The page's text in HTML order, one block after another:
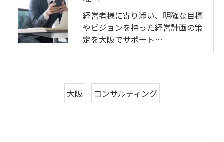
経営者様に寄り添い、明確な目標
やビジョンを持った経営計画の策
定を大阪でサポート…
大阪 コンサルティング